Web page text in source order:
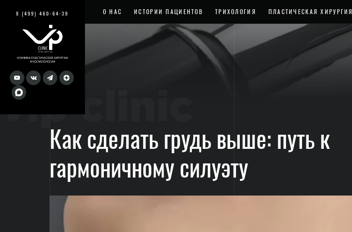
8 (499) 460-64-39
vip clinic
О НАС ИСТОРИИ ПАЦИЕНТОВ ТРИХОЛОГИЯ ПЛАСТИЧЕСКАЯ ХИРУРГИЯ
Как сделать грудь выше: путь к
гармоничному силуэту